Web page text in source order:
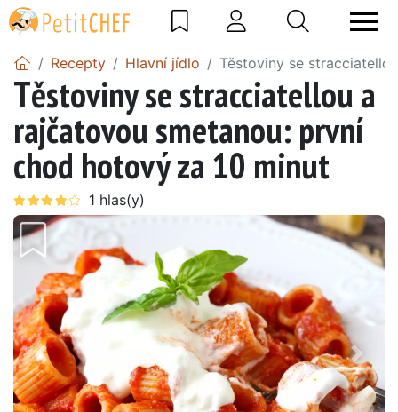
Recepty Hlavní jídlo Těstoviny se
Těstoviny se stracciatellou a
rajčatovou smetanou: první
chod hotový za 10 minut
Předchozí Další